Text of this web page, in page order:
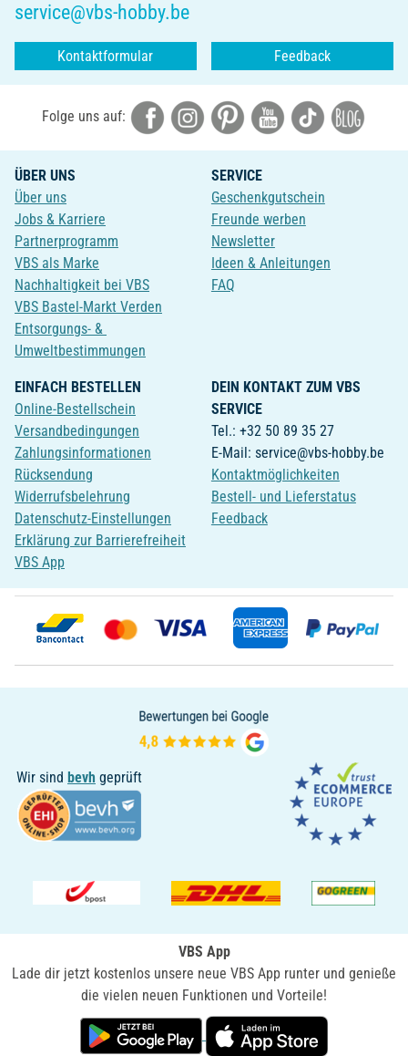
service@vbs-hobby.be
Kontaktformular Feedback
Folge uns auf:
ÜBER UNS
Über uns
Jobs & Karriere
Partnerprogramm
VBS als Marke
Nachhaltigkeit bei VBS
VBS Bastel-Markt Verden
Entsorgungs- &
Umweltbestimmungen
SERVICE
Geschenkgutschein
Freunde werben
Newsletter
Ideen & Anleitungen
FAQ
EINFACH BESTELLEN
Online-Bestellschein
Versandbedingungen
Zahlungsinformationen
Rücksendung
Widerrufsbelehrung
Datenschutz-Einstellungen
Erklärung zur Barrierefreiheit
VBS App
DEIN KONTAKT ZUM VBS
SERVICE
Tel.: +32 50 89 35 27
E-Mail: service@vbs-hobby.be
Kontaktmöglichkeiten
Bestell- und Lieferstatus
Feedback
Wir sind bevh geprüft
VBS App
Lade dir jetzt kostenlos unsere neue VBS App runter und genieße
die vielen neuen Funktionen und Vorteile!